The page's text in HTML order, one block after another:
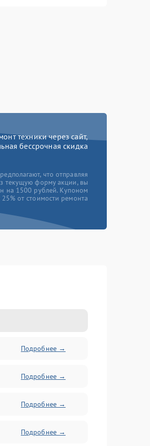
техники через сайт,
бессрочная скидка
что отправляя
текущую форму акции, вы
на 1500 рублей. Купоном
от стоимости ремонта
Подробнее →
Подробнее →
Подробнее →
Подробнее →